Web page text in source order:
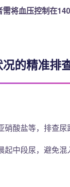
需将血压控制在
的精准排
酸盐等，排查尿
起中段尿，避免